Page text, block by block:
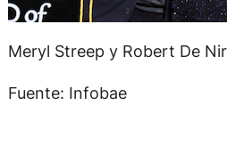
Meryl Streep y Robert De
Fuente: Infobae